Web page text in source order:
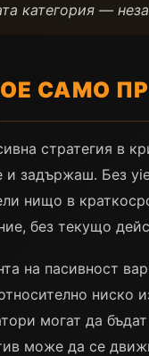
категория —
САМО
стратегия в
задържаш. Без
нищо в
без текущо
на пасивност
нискo
могат да
може да се